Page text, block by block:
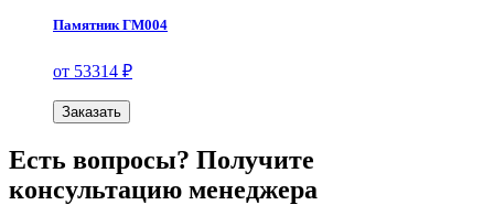
Памятник ГМ004
от 53314 ₽
Заказать
Есть вопросы? Получите
консультацию менеджера